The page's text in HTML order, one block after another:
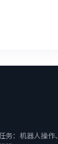
宅代理
务：机器人操作、